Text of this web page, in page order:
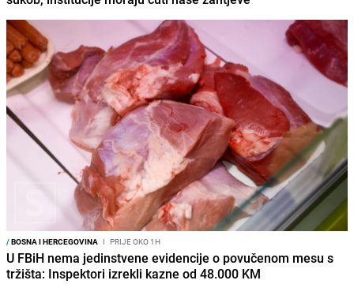
/BOSNA I HERCEGOVINA I PRIJE OKO 1H
U FBiH nema jedinstvene evidencije o povučenom mesu s
tržišta: Inspektori izrekli kazne od 48.000 KM